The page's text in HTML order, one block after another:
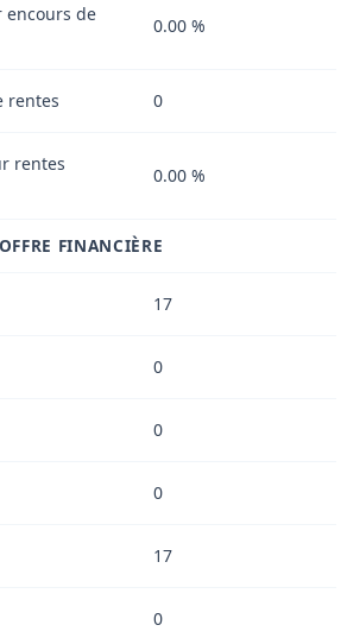
encours de
0.00 %
rentes 0
rentes
0.00 %
OFFRE FINANCIÈRE
17
0
0
0
17
0